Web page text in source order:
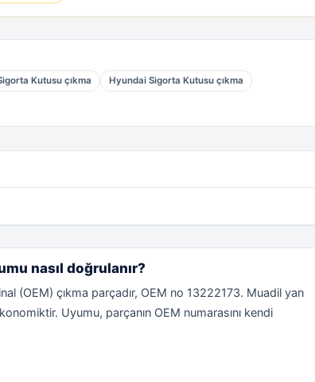
Kutusu çıkma
Hyundai Sigorta Kutusu çıkma
nasıl doğrulanır?
(OEM) çıkma parçadır, OEM no 13222173. Muadil yan
Uyumu, parçanın OEM numarasını kendi